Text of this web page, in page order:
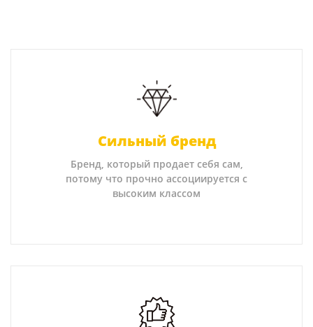
Сильный бренд
Бренд, который продает себя сам,
потому что прочно ассоциируется с
высоким классом